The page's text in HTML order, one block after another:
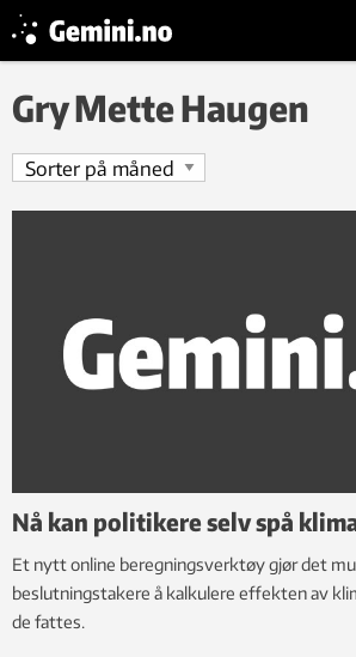
Gry Mette Haugen
Nå kan politikere selv spå
Et nytt online beregningsverktøy gjør det
beslutningstakere å kalkulere effekten av
de fattes.